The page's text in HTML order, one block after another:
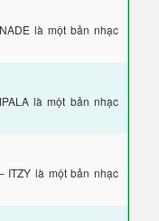
là một bản nhạc
là một bản nhạc
ITZY là một bản nhạc